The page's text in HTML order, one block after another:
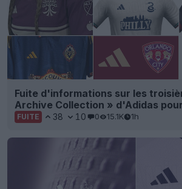
Fuite d'informations sur les
Archive Collection » d'Adidas
FUITE 38 10 0 15.1K 1h